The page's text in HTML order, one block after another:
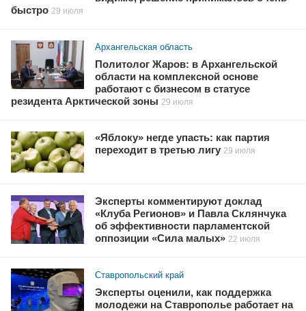
быстро 29 июля
Архангельская область
Политолог Жаров: в Архангельской
области на комплексной основе
работают с бизнесом в статусе
резидента Арктической зоны 29 июля
«Яблоку» негде упасть: как партия
переходит в третью лигу 29 июля
Эксперты комментируют доклад
«Клуба Регионов» и Павла Склянчука
об эффективности парламентской
оппозиции «Сила малых» 22 июля
Ставропольский край
Эксперты оценили, как поддержка
молодежи на Ставрополье работает на